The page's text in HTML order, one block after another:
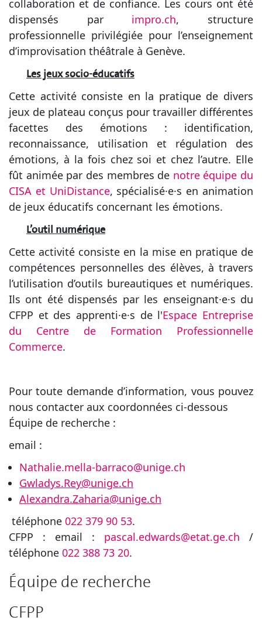
collaboration et de confiance. Les cours ont été
dispensés par impro.ch, structure
professionnelle privilégiée pour l’enseignement
d’improvisation théâtrale à Genève.
Les jeux socio-éducatifs
Cette activité consiste en la pratique de divers
jeux de plateau conçus pour travailler différentes
facettes des émotions : identification,
reconnaissance, utilisation et régulation des
émotions, à la fois chez soi et chez l’autre. Elle
fût animée par des membres de notre équipe du
CISA et UniDistance, spécialisé·e·s en animation
de jeux éducatifs concernant les émotions.
L’outil numérique
Cette activité consiste en la mise en pratique de
compétences personnelles des élèves, à travers
l’utilisation d’outils bureautiques et numériques.
Ils ont été dispensés par les enseignant·e·s du
CFPP et des apprenti·e·s de l'Espace Entreprise
du Centre de Formation Professionnelle
Commerce.
Pour toute demande d’information, vous pouvez
nous contacter aux coordonnées ci-dessous
Équipe de recherche :
email :
Nathalie.mella-barraco@unige.ch
Gwladys.Rey@unige.ch
Alexandra.Zaharia@unige.ch
téléphone 022 379 90 53.
CFPP : email : pascal.edwards@etat.ge.ch /
téléphone 022 388 73 20.
Équipe de recherche
CFPP